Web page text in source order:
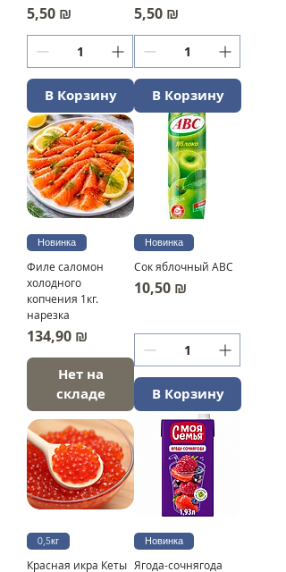
Цена
5,50 ₪
В Корзину
Цена
5,50 ₪
В Корзину
Новинка
Филе саломон
холодного
копчения 1кг.
нарезка
Цена
134,90 ₪
Нет на
складе
Новинка
Сок яблочный ABC
Цена
10,50 ₪
В Корзину
0,5кг
Красная икра Кеты
Новинка
Ягода-сочнягода